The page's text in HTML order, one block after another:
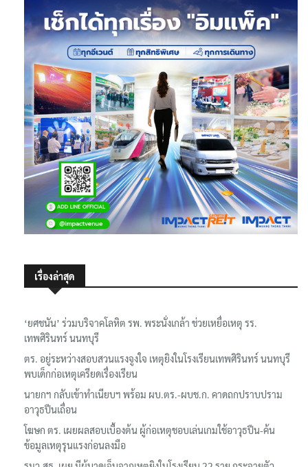
เรื่องล่าสุด
‘ยศชนัน’ ร่วมบริจาคโลหิต รพ. พระนั่งเกล้า ช่วยเหยื่อเหตุ รร.
เทพศิรินทร์ นนทบุรี
ตร. อยู่ระหว่างสอบสวนแรงจูงใจ เหตุยิงในโรงเรียนเทพศิรินทร์ นนทบุรี
พบเด็กก่อเหตุเครียดเรื่องเรียน
นายกฯ กลับเข้าทำเนียบฯ พร้อม ผบ.ตร.-ผบช.ก. คาดถกปราบปราม
อาวุธปืนเถื่อน
โฆษก ตร. เผยผลสอบเบื้องต้น ผู้ก่อเหตุชอบเล่นเกมใช้อาวุธปืน-ค้น
ข้อมูลเหตุรุนแรงก่อนลงมือ